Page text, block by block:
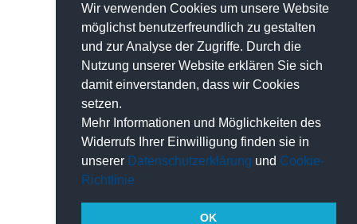
Wir verwenden Cookies um unsere Website
möglichst benutzerfreundlich zu gestalten
und zur Analyse der Zugriffe. Durch die
Nutzung unserer Website erklären Sie sich
damit einverstanden, dass wir Cookies
setzen.
Mehr Informationen und Möglichkeiten des
Widerrufs Ihrer Einwilligung finden sie in
unserer Datenschutzerklärung und Cookie-
Richtlinie
OK